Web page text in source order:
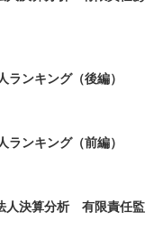
ンキング（後編）
ンキング（前編）
決算分析 有限責任監